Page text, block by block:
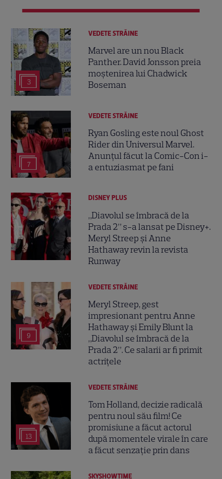
3
VEDETE STRĂINE
Marvel are un nou Black
Panther. David Jonsson preia
moștenirea lui Chadwick
Boseman
7
VEDETE STRĂINE
Ryan Gosling este noul Ghost
Rider din Universul Marvel.
Anunțul făcut la Comic-Con i-
a entuziasmat pe fani
DISNEY PLUS
„Diavolul se îmbracă de la
Prada 2” s-a lansat pe Disney+.
Meryl Streep și Anne
Hathaway revin la revista
Runway
9
VEDETE STRĂINE
Meryl Streep, gest
impresionant pentru Anne
Hathaway și Emily Blunt la
„Diavolul se îmbracă de la
Prada 2”. Ce salarii ar fi primit
actrițele
13
VEDETE STRĂINE
Tom Holland, decizie radicală
pentru noul său film! Ce
promisiune a făcut actorul
după momentele virale în care
a făcut senzație prin dans
SKYSHOWTIME